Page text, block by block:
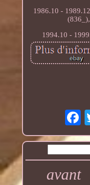
1986.10 -
1994.10 -
avant